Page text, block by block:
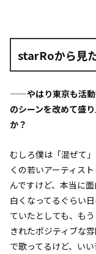
starRoから見
——やはり東京も活動
のシーンを改めて盛
か？
むしろ僕は「混ぜて
くの若いアーティス
んですけど、本当に
白くなってるぐらい
ていたとしても、も
きれたポジティブな
で歌ってるけど、い